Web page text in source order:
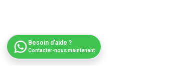
Besoin d'aide ?
Contacter-nous maintenant